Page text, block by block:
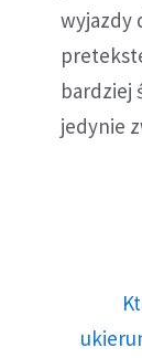
wyjazdy
bardziej
jedynie